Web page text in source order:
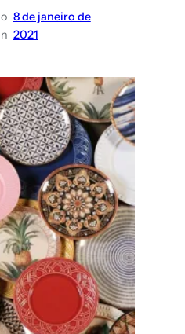
o
n
8 de janeiro de
2021